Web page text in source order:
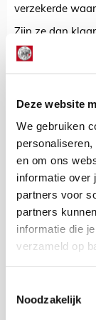
Deze website
We gebruiken
en om ons
informatie over
partners voor
partners
informatie die
verzameld op
Noodzakelijk
verzekerde
Zijn ze dan
helemaal.
en worden de
Overigens zijn
simpelweg
Gallery of
te zien. De
bijvoorbeeld
plekje in